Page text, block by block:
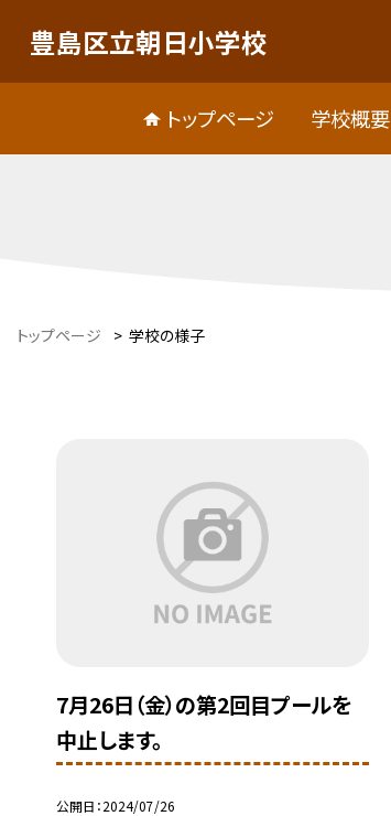
豊島区立朝日小学校
トップページ 学校概要
トップページ > 学校の様子
7月26日（金）の第2回目プールを
中止します。
公開日 2024/07/26